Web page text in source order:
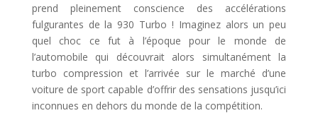
prend pleinement conscience des accélérations
fulgurantes de la 930 Turbo ! Imaginez alors un peu
quel choc ce fut à l’époque pour le monde de
l’automobile qui découvrait alors simultanément la
turbo compression et l’arrivée sur le marché d’une
voiture de sport capable d’offrir des sensations jusqu’ici
inconnues en dehors du monde de la compétition.